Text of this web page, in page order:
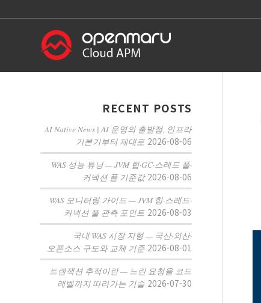
RECENT POSTS
AI Native News | AI 운영의 출발점, 인프라
기본기부터 제대로 2026-08-06
WAS 성능 튜닝 — JVM 힙·GC·스레드 풀·
커넥션 풀 기준값 2026-08-06
WAS 모니터링 가이드 — JVM 힙·스레드·
커넥션 풀 관측 포인트 2026-08-03
국내 WAS 시장 지형 — 국산·외산·
오픈소스 구도와 교체 기준 2026-08-01
트랜잭션 추적이란 — 느린 요청을 코드
레벨까지 따라가는 기술 2026-07-30